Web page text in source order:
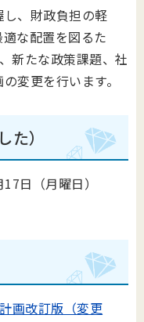
、財政負担の軽
な配置を図るた
新たな政策課題、社
変更を行います。
）
日（月曜日）
画改訂版（変更